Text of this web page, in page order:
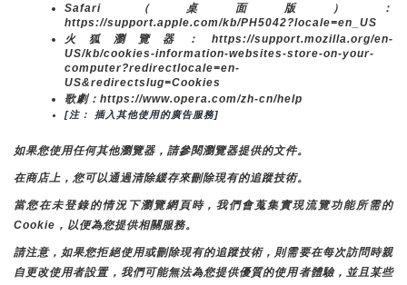
Safari（桌面版）：
https://support.apple.com/kb/PH5042?locale=en_US
火狐瀏覽器：https://support.mozilla.org/en-
US/kb/cookies-information-websites-store-on-your-
computer?redirectlocale=en-
US&redirectslug=Cookies
歌劇：https://www.opera.com/zh-cn/help
[注： 插入其他使用的廣告服務]
如果您使用任何其他瀏覽器，請參閱瀏覽器提供的文件。
在商店上，您可以通過清除緩存來刪除現有的追蹤技術。
當您在未登錄的情況下瀏覽網頁時，我們會蒐集實現流覽功能所需的
Cookie，以便為您提供相關服務。
請注意，如果您拒絕使用或刪除現有的追蹤技術，則需要在每次訪問時親
自更改使用者設置，我們可能無法為您提供優質的使用者體驗，並且某些